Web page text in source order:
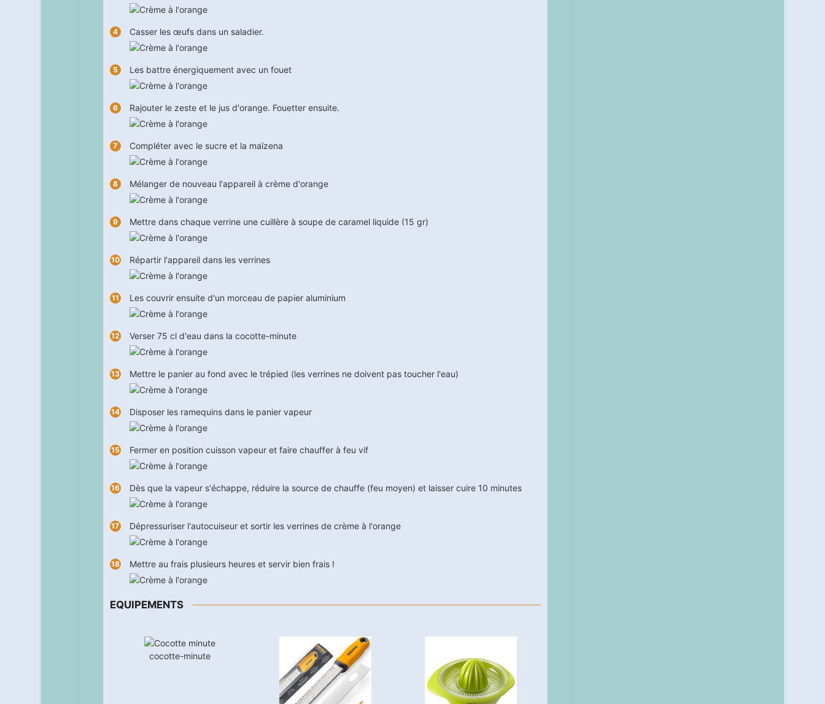
Casser les œufs dans un saladier.
Les battre énergiquement avec un fouet
Rajouter le zeste et le jus d'orange. Fouetter ensuite.
Compléter avec le sucre et la maïzena
Mélanger de nouveau l'appareil à crème d'orange
Mettre dans chaque verrine une cuillère à soupe de caramel liquide (15 gr)
Répartir l'appareil dans les verrines
Les couvrir ensuite d'un morceau de papier aluminium
Verser 75 cl d'eau dans la cocotte-minute
Mettre le panier au fond avec le trépied (les verrines ne doivent pas toucher l'eau)
Disposer les ramequins dans le panier vapeur
Fermer en position cuisson vapeur et faire chauffer à feu vif
Dès que la vapeur s'échappe, réduire la source de chauffe (feu moyen) et laisser cuire 10 minutes
Dépressuriser l'autocuiseur et sortir les verrines de crème à l'orange
Mettre au frais plusieurs heures et servir bien frais !
EQUIPEMENTS
cocotte-minute